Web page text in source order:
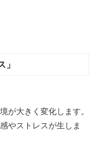
が大きく変化します。
やストレスが生しま